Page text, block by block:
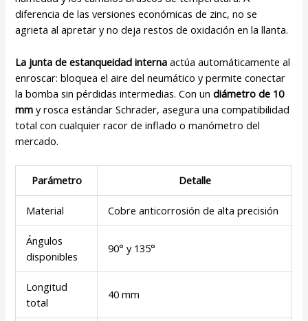
diferencia de las versiones económicas de zinc, no se
agrieta al apretar y no deja restos de oxidación en la llanta.
La junta de estanqueidad interna actúa automáticamente al
enroscar: bloquea el aire del neumático y permite conectar
la bomba sin pérdidas intermedias. Con undiámetro de 10
mm y rosca estándar Schrader, asegura una compatibilidad
total con cualquier racor de inflado o manómetro del
mercado.
Parámetro Detalle
Material Cobre anticorrosión de alta precisión
Ángulos
disponibles
90° y 135°
Longitud
total
40 mm